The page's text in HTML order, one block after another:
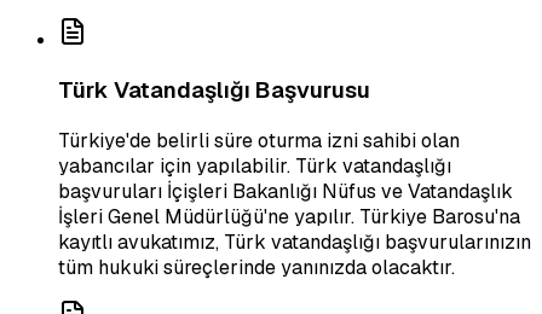
Türk Vatandaşlığı Başvurusu
Türkiye'de belirli süre oturma izni sahibi olan
yabancılar için yapılabilir. Türk vatandaşlığı
başvuruları İçişleri Bakanlığı Nüfus ve Vatandaşlık
İşleri Genel Müdürlüğü'ne yapılır. Türkiye Barosu'na
kayıtlı avukatımız, Türk vatandaşlığı başvurularınızın
tüm hukuki süreçlerinde yanınızda olacaktır.